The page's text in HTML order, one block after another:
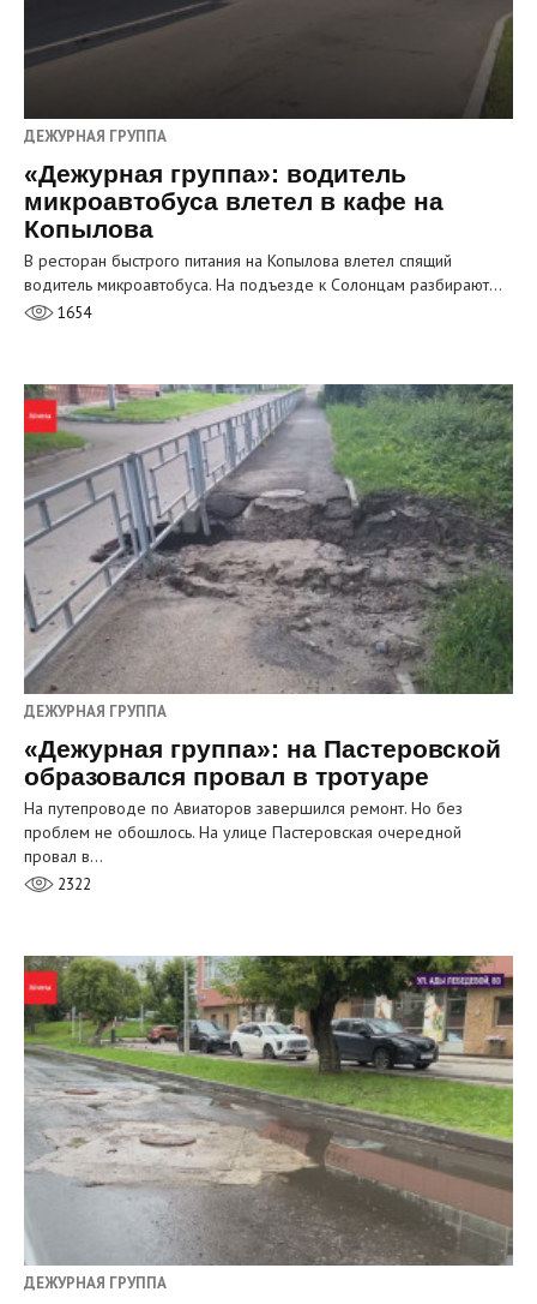
ДЕЖУРНАЯ ГРУППА
«Дежурная группа»: водитель
микроавтобуса влетел в кафе на
Копылова
В ресторан быстрого питания на Копылова влетел спящий
водитель микроавтобуса. На подъезде к Солонцам разбирают…
1654
ДЕЖУРНАЯ ГРУППА
«Дежурная группа»: на Пастеровской
образовался провал в тротуаре
На путепроводе по Авиаторов завершился ремонт. Но без
проблем не обошлось. На улице Пастеровская очередной
провал в…
2322
ДЕЖУРНАЯ ГРУППА